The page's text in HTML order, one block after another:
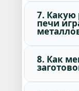
7. Какую
печи
8. Как